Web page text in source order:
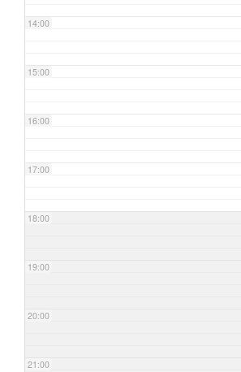
14:00
15:00
16:00
17:00
18:00
19:00
20:00
21:00